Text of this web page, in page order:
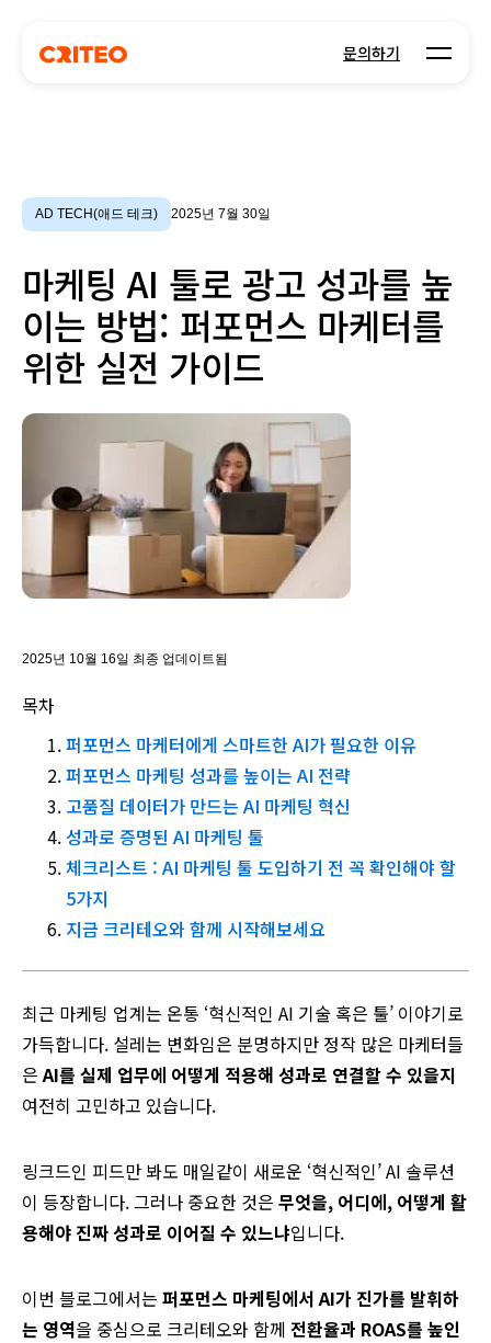
문의하기 Open
AD TECH(애드 테크) 2025년 7월 30일
마케팅 AI 툴로 광고 성과를 높
이는 방법: 퍼포먼스 마케터를
위한 실전 가이드
2025년 10월 16일 최종 업데이트됨
목차
퍼포먼스 마케터에게 스마트한 AI가 필요한 이유
퍼포먼스 마케팅 성과를 높이는 AI 전략
고품질 데이터가 만드는 AI 마케팅 혁신
성과로 증명된 AI 마케팅 툴
체크리스트 : AI 마케팅 툴 도입하기 전 꼭 확인해야 할
5가지
지금 크리테오와 함께 시작해보세요
최근 마케팅 업계는 온통 ‘혁신적인 AI 기술 혹은 툴’ 이야기로
가득합니다. 설레는 변화임은 분명하지만 정작 많은 마케터들
은AI를 실제 업무에 어떻게 적용해 성과로 연결할수 있을지
여전히 고민하고 있습니다.
링크드인 피드만 봐도 매일같이 새로운 ‘혁신적인’ AI 솔루션
이 등장합니다. 그러나 중요한 것은 무엇을, 어디에, 어떻게 활
용해야 진짜성과로 이어질 수 있느냐입니다.
이번 블로그에서는 퍼포먼스 마케팅에서AI가 진가를 발휘하
는 영역을 중심으로 크리테오와 함께 전환율과 ROAS를 높인